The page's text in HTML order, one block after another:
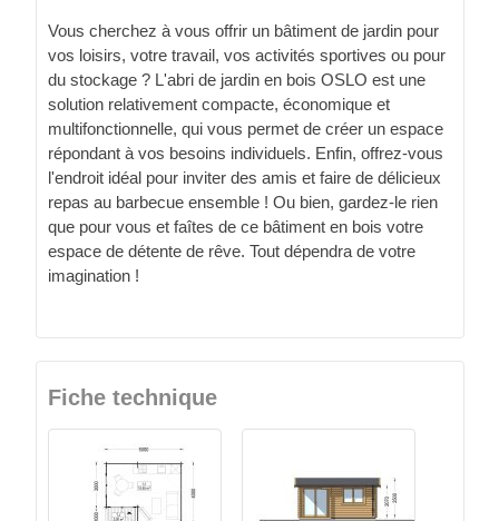
Vous cherchez à vous offrir un bâtiment de jardin pour
vos loisirs, votre travail, vos activités sportives ou pour
du stockage ? L'abri de jardin en bois OSLO est une
solution relativement compacte, économique et
multifonctionnelle, qui vous permet de créer un espace
répondant à vos besoins individuels. Enfin, offrez-vous
l'endroit idéal pour inviter des amis et faire de délicieux
repas au barbecue ensemble ! Ou bien, gardez-le rien
que pour vous et faîtes de ce bâtiment en bois votre
espace de détente de rêve. Tout dépendra de votre
imagination !
Fiche technique